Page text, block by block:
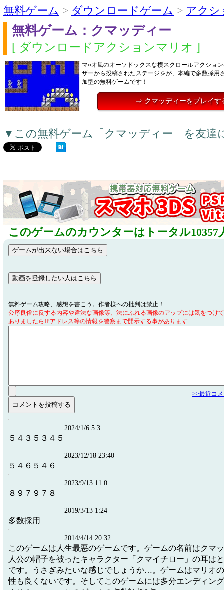
無料ゲーム > ダウンロードゲーム > アクシ
無料ゲーム：クマッディー
[ ダウンロードアクションマリオ ]
マ○オ風のオーソドックスな横スクロールアクショ
ザーから投稿されたステージをが、本編で多数採用
加型の無料ゲームです！
⇒ クマッディーをプレイす
▼この無料ゲーム「クマッディー」を友達
このゲームのカウンターはトータル10357
無料ゲーム攻略、感想を書こう。作者様への批判は禁止！
公序良俗に反する内容や違法な画像等、法にふれる画像のアップには気をつけ
ありましたらIPアドレス等の情報を警察まで開示する事があります
>>最近コ
2024/1/6 5:3
５４３５３４５
2023/12/18 23:40
５４６５４６
2023/9/13 11:0
８９７９７８
2019/3/13 1:24
多数採用
2014/4/14 20:32
このゲームは人生最悪のゲームです。ゲームの名前はクマ
人公の帽子を被ったキャラクター「クマイチロー」の耳は
です。うさぎみたいな感じでしょうか…。ゲームはマリオ
性も良くないです。そしてこのゲームには多分エンディン